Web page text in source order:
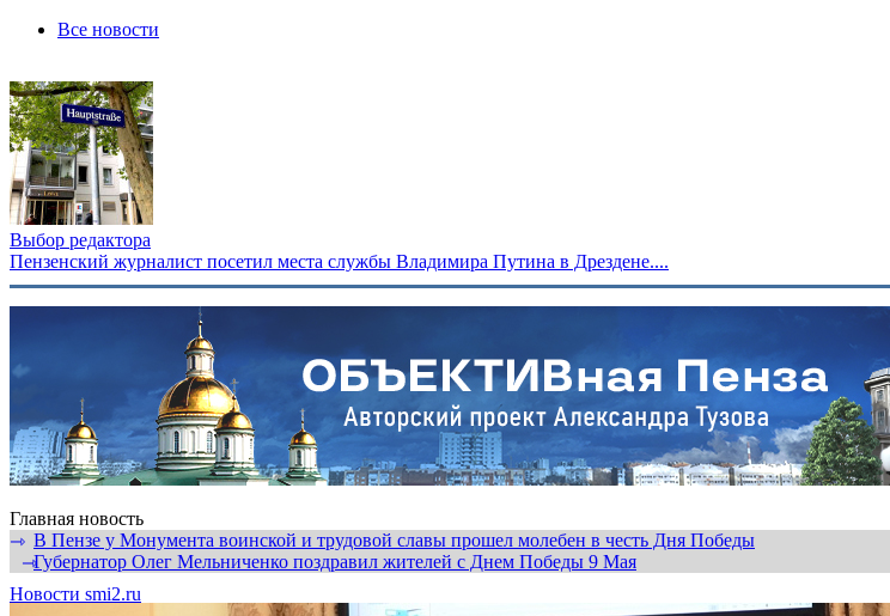
Все новости
Выбор редактора
Пензенский журналист посетил места службы Владимира Путина в Дрездене....
Главная новость
⇾ В Пензе у Монумента воинской и трудовой славы прошел молебен в честь Дня Победы
⇾Губернатор Олег Мельниченко поздравил жителей с Днем Победы 9 Мая
Новости smi2.ru